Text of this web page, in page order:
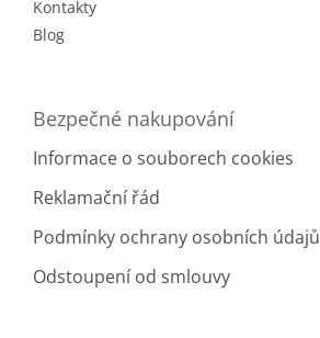
Kontakty
Blog
Bezpečné nakupování
Informace o souborech cookies
Reklamační řád
Podmínky ochrany osobních údajů
Odstoupení od smlouvy